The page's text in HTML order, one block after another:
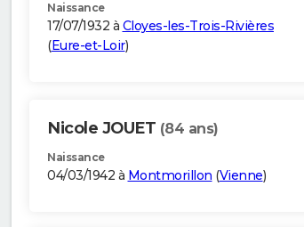
Naissance
17/07/1932 à Cloyes-les-Trois-Rivières
(Eure-et-Loir)
Nicole JOUET (84 ans)
Naissance
04/03/1942 à Montmorillon (Vienne)